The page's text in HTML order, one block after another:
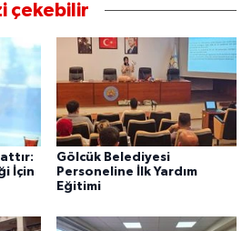
çekebilir
İçin
Gölcük Belediyesi
Personeline İlk Yardım
Eğitimi